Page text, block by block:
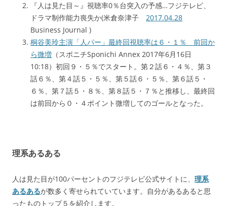
『人は見た目～』視聴率0％台突入の予感…フジテレビ、
ドラマ制作能力喪失か(米倉奈津子 2017.04.28
Business Journal )
桐谷美玲主演「人パー」最終回視聴率は６・１％ 前回か
ら微増 （スポニチSponichi Annex 2017年6月16日
10:18）初回９・５％でスタート。第２話６・４％、第３
話６％、第４話５・５％、第５話６・５％、第６話５・
６％、第７話５・８％、第８話５・７％と推移し、最終回
は前回から０・４ポイント微増してのゴールとなった。
理系あるある
人は見た目が100パーセントのフジテレビ公式サイトに、 理系
あるあるが数多く寄せられていています。自分があるあると思
ったものトップ５を紹介します。